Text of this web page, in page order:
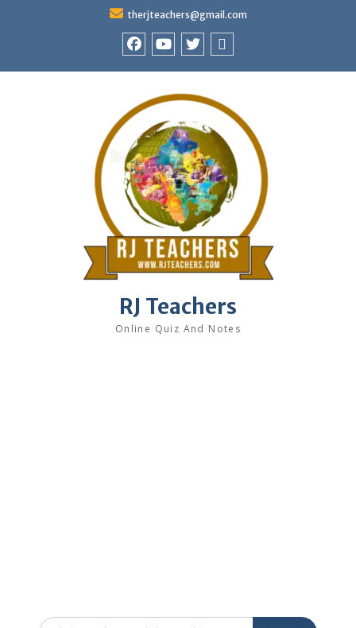
therjteachers@gmail.com
RJ Teachers
Online Quiz And Notes
Search